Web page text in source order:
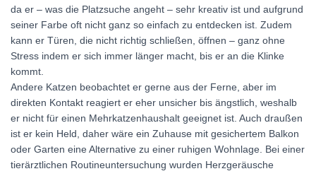
da er – was die Platzsuche angeht – sehr kreativ ist und aufgrund
seiner Farbe oft nicht ganz so einfach zu entdecken ist. Zudem
kann er Türen, die nicht richtig schließen, öffnen – ganz ohne
Stress indem er sich immer länger macht, bis er an die Klinke
kommt.
Andere Katzen beobachtet er gerne aus der Ferne, aber im
direkten Kontakt reagiert er eher unsicher bis ängstlich, weshalb
er nicht für einen Mehrkatzenhaushalt geeignet ist. Auch draußen
ist er kein Held, daher wäre ein Zuhause mit gesichertem Balkon
oder Garten eine Alternative zu einer ruhigen Wohnlage. Bei einer
tierärztlichen Routineuntersuchung wurden Herzgeräusche